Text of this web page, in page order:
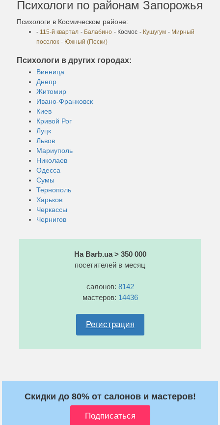
Психологи по районам Запорожья
Психологи в Космическом районе:
- 115-й квартал - Балабино - Космос - Кушугум - Мирный
поселок - Южный (Пески)
Психологи в других городах:
Винница
Днепр
Житомир
Ивано-Франковск
Киев
Кривой Рог
Луцк
Львов
Мариуполь
Николаев
Одесса
Сумы
Тернополь
Харьков
Черкассы
Чернигов
На Barb.ua > 350 000
посетителей в месяц
салонов: 8142
мастеров: 14436
Регистрация
Скидки до 80% от салонов и мастеров!